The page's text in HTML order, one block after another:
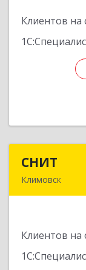
Клиентов
СНИТ
Климовск
Клиентов